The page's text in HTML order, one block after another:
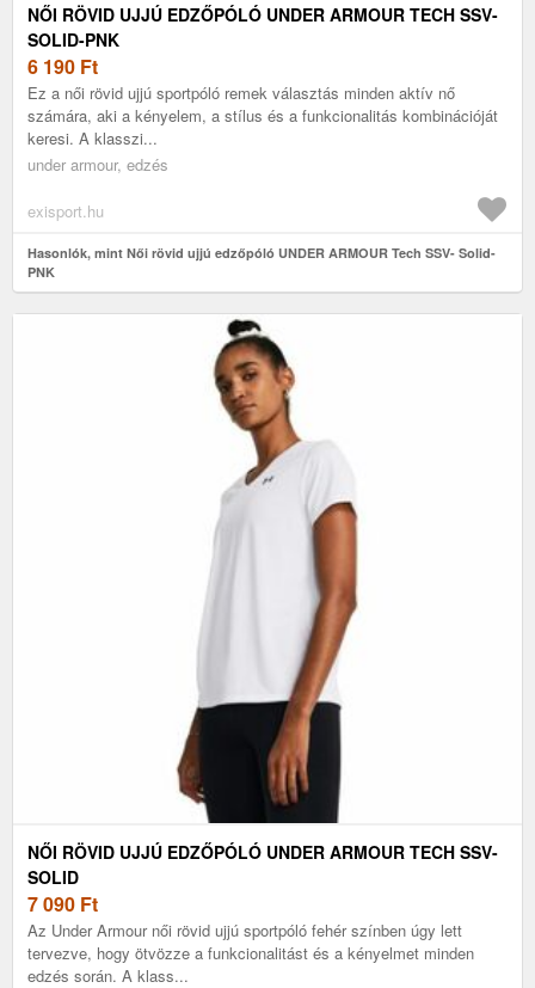
NŐI RÖVID UJJÚ EDZŐPÓLÓ UNDER ARMOUR TECH SSV-
SOLID-PNK
6 190 Ft
Ez a női rövid ujjú sportpóló remek választás minden aktív nő
számára, aki a kényelem, a stílus és a funkcionalitás kombinációját
keresi. A klasszi...
under armour, edzés
exisport.hu
Hasonlók, mint Női rövid ujjú edzőpóló UNDER ARMOUR Tech SSV- Solid-
PNK
NŐI RÖVID UJJÚ EDZŐPÓLÓ UNDER ARMOUR TECH SSV-
SOLID
7 090 Ft
Az Under Armour női rövid ujjú sportpóló fehér színben úgy lett
tervezve, hogy ötvözze a funkcionalitást és a kényelmet minden
edzés során. A klass...